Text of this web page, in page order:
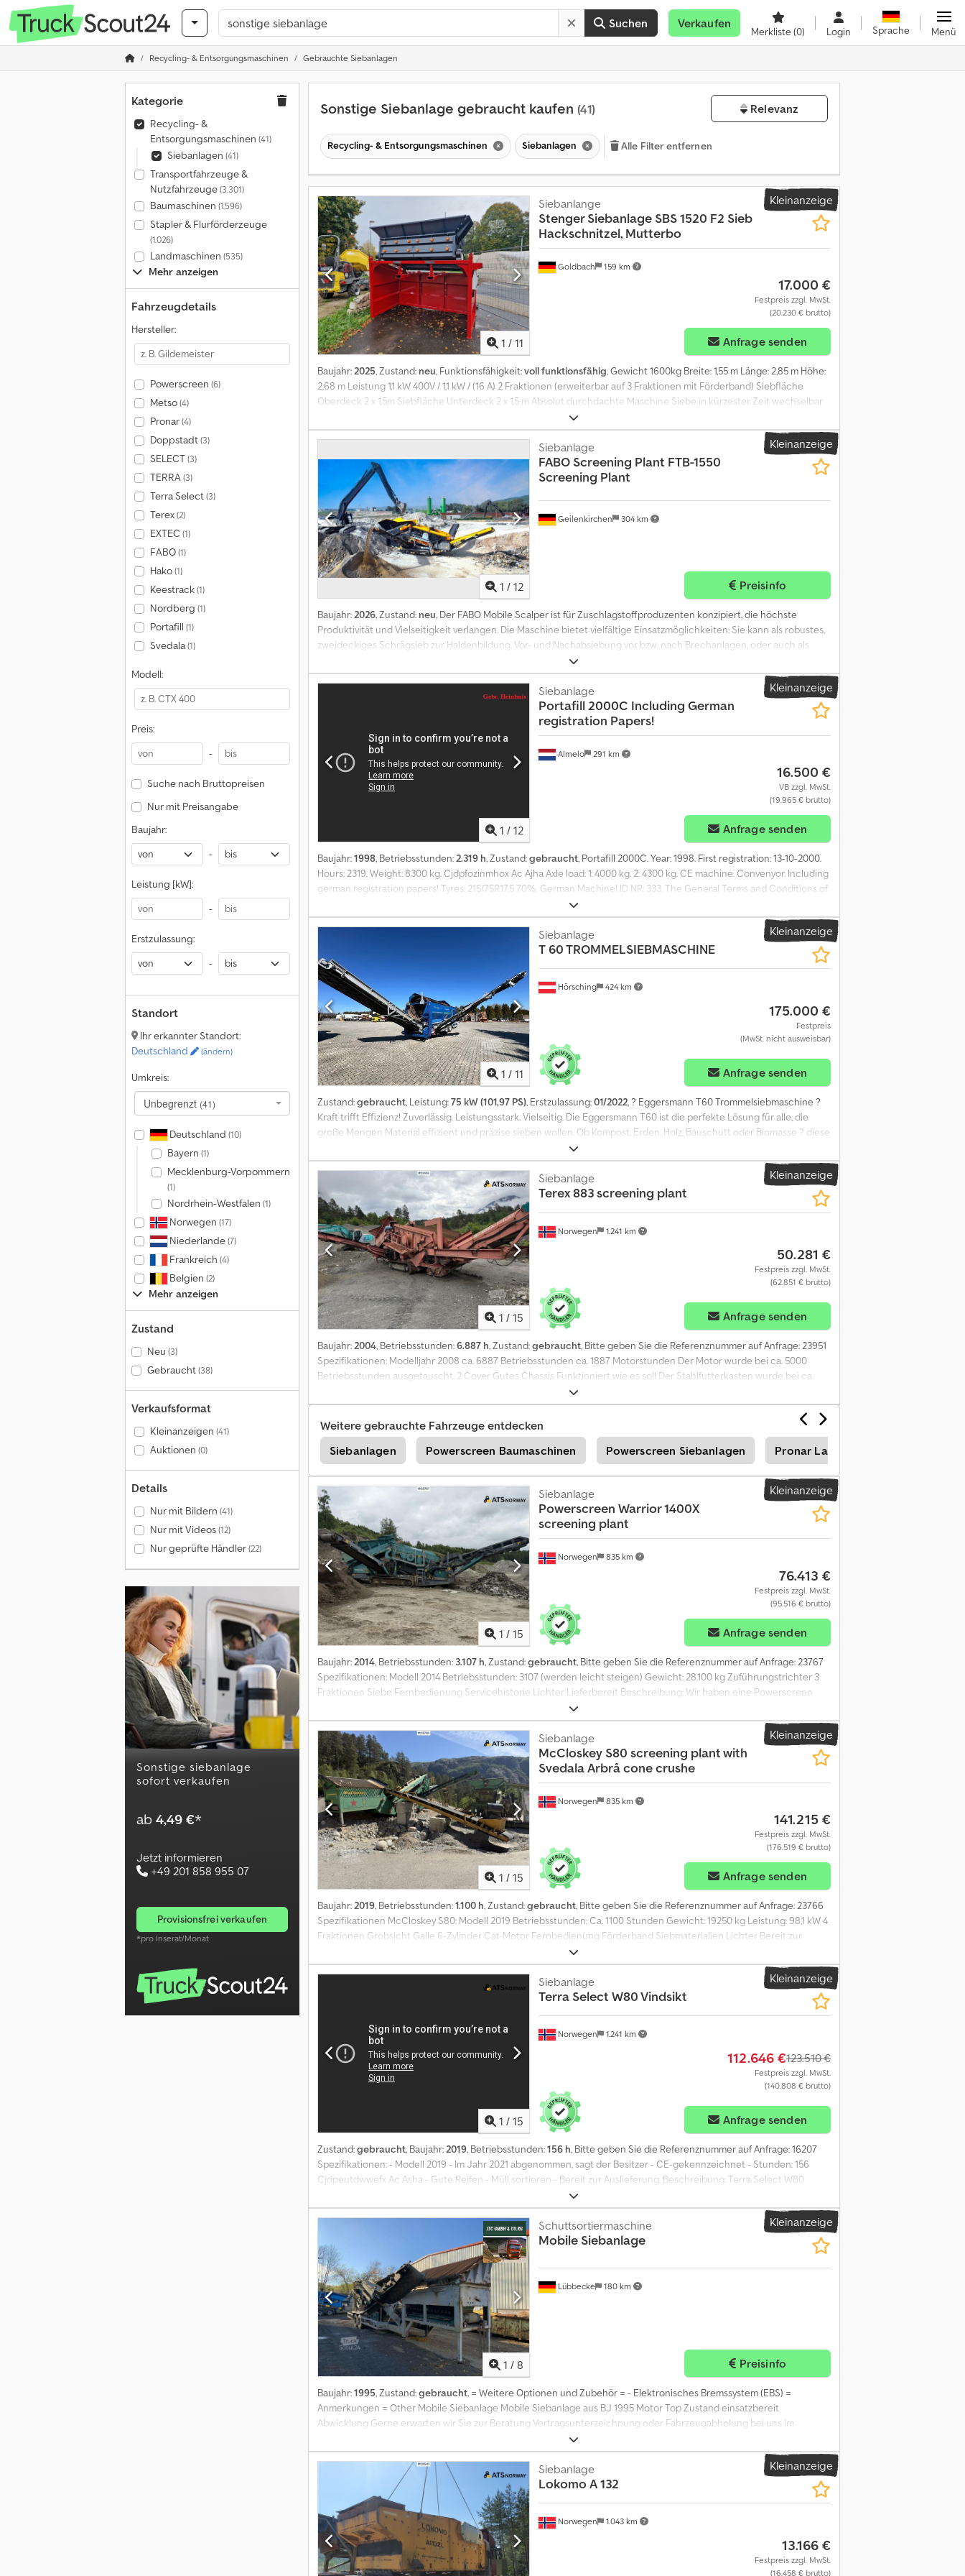
Suchen Verkaufen
Merkliste(0) Login Sprache Menü
Recycling- & Entsorgungsmaschinen Gebrauchte Siebanlagen
Kategorie
Recycling- &
Entsorgungsmaschinen (41)
Siebanlagen (41)
Transportfahrzeuge &
Nutzfahrzeuge(3.301)
Baumaschinen (1.596)
Stapler & Flurförderzeuge
(1.026)
Landmaschinen (535)
Mehr anzeigen
Fahrzeugdetails
Hersteller:
Powerscreen (6)
Metso(4)
Pronar(4)
Doppstadt(3)
SELECT(3)
TERRA(3)
Terra Select(3)
Terex(2)
EXTEC (1)
FABO(1)
Hako(1)
Keestrack(1)
Nordberg (1)
Portafill (1)
Svedala(1)
Modell:
Preis:
-
Suche nach Bruttopreisen
Nur mit Preisangabe
Baujahr:
-
Leistung [kW]:
-
Erstzulassung:
-
Standort
Ihr erkannter Standort:
Deutschland
(ändern)
Umkreis:
Unbegrenzt (41)
Deutschland (10)
Bayern (1)
Mecklenburg-Vorpommern
(1)
Nordrhein-Westfalen (1)
Norwegen (17)
Niederlande(7)
Frankreich (4)
Belgien (2)
Mehr anzeigen
Zustand
Neu (3)
Gebraucht(38)
Verkaufsformat
Kleinanzeigen (41)
Auktionen (0)
Details
Nur mit Bildern (41)
Nur mit Videos(12)
Nur geprüfte Händler(22)
sonstige siebanlage
sofort verkaufen
ab4,49 €*
Jetzt informieren
+49 201 858 955 07
provisionsfrei verkaufen
*pro Inserat/Monat
Sonstige Siebanlage gebraucht kaufen (41) Relevanz
Recycling- & Entsorgungsmaschinen Siebanlagen Alle Filter entfernen
Kleinanzeige
1 / 11
Goldbach 159 km
Siebanlange
Stenger Siebanlage SBS 1520 F2 Sieb
Hackschnitzel, Mutterbo
17.000 €
Festpreis zzgl. MwSt.
(20.230 € brutto)
Anfrage senden
Baujahr:2025, Zustand: neu, Funktionsfähigkeit:voll funktionsfähig, Gewicht 1600kg Breite: 1,55 m Länge: 2,85 m Höhe:
2,68 m Leistung 1,1 kW 400V / 1,1 kW / (16 A) 2 Fraktionen (erweiterbar auf 3 Fraktionen mit Förderband) Siebfläche
Oberdeck 2 x 1,5m Siebfläche Unterdeck 2 x 1,5 m Absolut durchdachte Maschine Siebe in kürzester Zeit wechselbar
Geeignet für Hackschnitzel, Mutterboden, Bauschutt, Fräßgut, Humus, Sand und vieles mehr. Preis Kauf 17000€ + MwSt
Preis miete 150€ pro Tag ab 5 Tage Versicherung 15€ pro Tag Chjdpfsy R Nbrsx Ac Aoa Lieferung & Finanzierung
Kleinanzeige
1 / 12
Geilenkirchen 304 km
Siebanlage
FABO Screening Plant FTB-1550
Screening Plant
Preisinfo
Baujahr:2026, Zustand: neu, Der FABO Mobile Scalper ist für Zuschlagstoffproduzenten konzipiert, die höchste
Produktivität und Vielseitigkeit verlangen. Die Maschine bietet vielfältige Einsatzmöglichkeiten: Sie kann als robustes,
zweideckiges Schrägsieb zur Haldenbildung, Vor- und Nachabsiebung vor bzw. nach Brechanlagen, oder auch als
eigenständige Einheit betrieben werden. Aus diesem Grund können die FABO Raupenmobilsiebe auch die härtesten
Materialien trennen. FABO Mobile Scalper helfen unseren Kunden, die Produktivität zu maximieren und gleichzeitig
die Produktionskosten zu senken. - Technische Daten des raupenmobilen Siebes: - Bunkerinhalt: 7 m³ Csdpfx
Acjzltmfs Aoha - Produktionskapazität: 220 – 400 Tonnen pro Stunde - Siebflächengröße: 1530x4800 mm -
Gesamtleistung: 110 kVA - Siebmedien: Lochblech, Grizzly, Bofors - Gewicht: 31.000 kg - Siebneigung einstellbar
zwischen 18–27°.
Kleinanzeige
1 / 12
Almelo 291 km
Siebanlage
Portafill2000C Including German
registration Papers!
16.500 €
VB zzgl. MwSt.
(19.965 € brutto)
Anfrage senden
Baujahr:1998, Betriebsstunden:2.319 h, Zustand:gebraucht, Portafill 2000C. Year: 1998. First registration: 13-10-2000.
Hours: 2319. Weight: 8300 kg. Cjdpfozinmhox Ac Ajha Axle load: 1: 4000 kg. 2: 4300 kg. CE machine. Convenyor. Including
german registration papers! Tyres: 215/75R17,5 70%. German Machine! ID NR: 333. The General Terms and Conditions of
Heinhuis are applicable to all adverts, offers and quotations by Heinhuis, all agreements entered into by Heinhuis and
the negotiations preceding them. By any form of response you accept the applicability of the General Terms and
Conditions of Heinhuis and you declare that you have taken note of these General Terms and Conditions. Our prices
are export netto prices. = Weitere Informationen = Kraftstofftyp: Diesel Baujahr: 1998 Farbe: Grün Antrieb: Rad
Leergewicht: 8.300 kg CE-Kennzeichnung: ja Allgemeiner Zustand: gut Technischer Zustand: gut Optischer Zustand:
gut = Firmeninformationen = Für mehr Informationen:
Kleinanzeige
1 / 11
Hörsching 424 km
Siebanlage
T 60 TROMMELSIEBMASCHINE
175.000 €
Festpreis
(MwSt. nicht ausweisbar)
Anfrage senden
Zustand:gebraucht, Leistung:75 kW (101,97 PS), Erstzulassung:01/2022, ? Eggersmann T60 Trommelsiebmaschine ?
Kraft trifft Effizienz! Zuverlässig. Leistungsstark. Vielseitig. Die Eggersmann T60 ist die perfekte Lösung für alle, die
große Mengen Material effizient und präzise sieben wollen. Ob Kompost, Erden, Holz, Bauschutt oder Biomasse ? diese
mobile Trommelsiebmaschine bringt Höchstleistung auf jedem Platz. Highlights auf einen Blick: ? Große Siebtrommel
mit 5,5 m Länge für hohen Durchsatz ? Leistungsstarker Motor ? niedriger Verbrauch bei starker Leistung ? Einfacher
Trommelwechsel ? flexibel je nach Siebbedarf ? Robustes Fahrwerk ? mobil und einsatzbereit in Minuten ?
Hydraulisch klappbares Austragsband ? effizienter Materialfluss ? Ideal für: ?? Kompostieranlagen ?? Erdbau &amp
Recycling ?? Holz- &amp Biomasseverarbeitung ?? Containerdienste &amp Baustoffhändler ? Jetzt zugreifen ? Ihre
T60 wartet! Die Maschine ist in einem top gepflegten Zustand, sofort einsatzbereit und steht zur Besichtigung bereit.
Chodpfxjwqqype Ac Aoa
Kleinanzeige
1 / 15
Norwegen 1.241 km
Siebanlage
Terex883 screening plant
50.281 €
Festpreis zzgl. MwSt.
(62.851 € brutto)
Anfrage senden
Baujahr:2004, Betriebsstunden:6.887 h, Zustand:gebraucht, Bitte geben Sie die Referenznummer auf Anfrage: 23951
Spezifikationen: Modelljahr 2008 ca. 6887 Betriebsstunden ca. 1887 Motorstunden Der Motor wurde bei ca. 5000
Betriebsstunden ausgetauscht. 2 Cover Gutes Chassis Funktioniert wie es soll Der Stahlfutterkasten wurde bei ca.
5950 Stunden gewechselt. Bereit zur Lieferung Betriebstunden: 6887 Eigengewicht: 1 Year controlled: Ja Engine
hours: 5000 Model: 883 sikteverk Chjdpfxezn E Iye Ac Asa = Weitere Informationen = Wenden Sie sich an ATS Norway,
um weitere Informationen zu erhalten.
Weitere gebrauchte Fahrzeuge entdecken
Siebanlagen
Powerscreen Baumaschinen Powerscreen Siebanlagen Pronar Landmaschinen
Kleinanzeige
1 / 15
Norwegen 835 km
Siebanlage
Powerscreen Warrior 1400X
screening plant
76.413 €
Festpreis zzgl. MwSt.
(95.516 € brutto)
Anfrage senden
Baujahr:2014, Betriebsstunden: 3.107 h, Zustand:gebraucht, Bitte geben Sie die Referenznummer auf Anfrage: 23767
Spezifikationen: Modell 2014 Betriebsstunden: 3107 (werden leicht steigen) Gewicht: 28.100 kg Zuführungstrichter 3
Fraktionen Siebe Fernbedienung Servicehistorie Lichter Lieferbereit Beschreibung: Wir haben eine Powerscreen
Warrior 1400X Siebanlage aus dem Jahr 2014 zum Verkauf. Alles funktioniert wie es sollte und ist im wöchentlichen
Betrieb. Die Betriebsstunden werden leicht ansteigen. Es handelt sich um ein 3-Fraktionen-Sieb, das 0-22, 22-64 und
62+ produziert. Produktives und effizientes Sieb. Lieferbereit. Betriebstunden: 3107 Eigengewicht: 28100 CE: Ja
Chodpozf U Nnsfx Ac Aja Model: Warrior 1400X sikteverk = Weitere Informationen = CE-Kennzeichnung: ja
Seriennummer: pid00133hdge688xxxx Wenden Sie sich an ATS Norway, um weitere Informationen zu erhalten.
Kleinanzeige
1 / 15
Norwegen 835 km
Siebanlage
McCloskey S80 screening plant with
Svedala Arbrå cone crushe
141.215 €
Festpreis zzgl. MwSt.
(176.519 € brutto)
Anfrage senden
Baujahr:2019, Betriebsstunden:1.100 h, Zustand:gebraucht, Bitte geben Sie die Referenznummer auf Anfrage: 23766
Spezifikationen McCloskey S80: Modell 2019 Betriebsstunden: Ca. 1100 Stunden Gewicht: 19250 kg Leistung: 98,1 kW 4
Fraktionen Grobsicht Galle 6-Zylinder Cat-Motor Fernbedienung Förderband Siebmaterialien Lichter Bereit zur
Lieferung Spezifikationen Svedala Arbrå: Kegelbrecher Seitenband Zuführkasten Bereit zur Lieferung Spezifikationen
D180GX Dieselgenerator: Modell 2024 180 kVa 144 kW 260 A Gewicht: 2330 kg Bereit zur Lieferung Beschreibung: Wir
haben eine 2019 McCloskey S80 Sortieranlage mit Svedala Arbrå Kegelbrecher und Dieselgenerator zu verkaufen.
Alles funktioniert einwandfrei und ist in gutem Zustand. Die Anlage hat eine hohe Kapazität und produziert gut. Der
Preis ist für die gesamte Einheit, kann aber auch auf Wunsch aufgeteilt werden. Bereit zur Lieferung. Betriebstunden:
1100 Eigengewicht: 19250 Kw: 98,1 CE: Ja Model: S80 soteringsverk m/ Svedala Arbrå kon-knuser og Dieselaggregat =
Weitere Informationen = CE-Kennzeichnung: ja Seriennummer: 7xxxx Chjdjzf U Nbspfx Ac Aja Wenden Sie sich an ATS
Norway, um weitere Informationen zu erhalten.
Kleinanzeige
1 / 15
Norwegen 1.241 km
Siebanlage
Terra Select W80 Vindsikt
112.646 €123.510 €
Festpreis zzgl. MwSt.
(140.808 € brutto)
Anfrage senden
Zustand:gebraucht, Baujahr:2019, Betriebsstunden:156 h, Bitte geben Sie die Referenznummer auf Anfrage: 16207
Spezifikationen: - Modell 2019 - Im Jahr 2021 abgenommen, sagt der Besitzer - CE-gekennzeichnet - Stunden: 156
Cjdpeutdwwefx Ac Asha - Gute Reifen - Müll sortieren - Bereit zur Auslieferung. Beschreibung: Terra Select W80
sortiert Abfälle. Gut geeignet zum Zerkleinern von Materialien, um Verunreinigungen wie Kunststoff zu entfernen. Nur
156 Stunden. Bereit zur Auslieferung. Betriebstunden: 156 Eigengewicht: 11 Model: W80 Vindsikt = Weitere
Informationen = Seriennummer: W09W80215K3T6xxxx Wenden Sie sich an ATS Norway, um weitere Informationen zu
Kleinanzeige
1 / 8
Lübbecke 180 km
Schuttsortiermaschine
Mobile Siebanlage
Preisinfo
Baujahr:1995, Zustand:gebraucht, = Weitere Optionen und Zubehör = - Elektronisches Bremssystem (EBS) =
Anmerkungen = Other Mobile Siebanlage Mobile Siebanlage aus BJ 1995 Motor Top Zustand einsatzbereit
Abwicklung Gerne erwarten wir Sie zur Beratung Vertragsunterzeichnung oder Fahrzeugabholung bei uns im
Autohaus. Bitte vereinbaren Sie einen Termin Wenn Sie nicht zu uns ins Autohaus kommen können bieten wir Ihnen
die komplette Abwicklung per Telefon/E-Mail/WhatsApp/Fax an Auf Wunsch liefern wir Ihnen Ihr neues Fahrzeug
direkt vor Ihre Tür Das bedeutet für Sie bester Preis Codoxt Tk Hjpfx Ac Asha maximale Sicherheit und Bequemlichkeit
beim ahlungnahme Sehr gerne nehmen wir Ihren Gebrauchtwagen in Zahlung Wir bieten Ihnen die Möglichkeit einer
digitalen Fahrzeugbewertung anhand Ihrer Fahrzeugbilder auch ohne Autohausbesuch Unser spezialisiertes Ankauf
Team bietet Ihnen einen garantierten Höchstpreis Auf Wunsch liefern wir Ihnen Ihren neuen „Gebrauchten“
deutschlandweit direkt vor die Haustür und nehmen Ihren Gebrauchtwagen mit zurüanzierung - Leasing Direkte
Zusage und Altkreditablösung Ihr spezieller Partner für PKW Transporter ,Nutzfahrzeuge und Baumaschinen ITC
Gmbh & Co KG Siemensstaße:7 32312 Lübbecke ( Industriegebiet ) Ständig über 400 Fahrzeuge am Lager Die
Kleinanzeige
Norwegen 1.043 km
Siebanlage
LokomoA 132
13.166 €
Festpreis zzgl. MwSt.
(16.458 € brutto)